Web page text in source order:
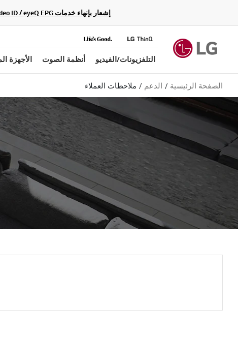
إشعار بإنهاء خدمات Gracenote Music ID / Video ID / eyeQ EPG لأجهزة مشغّل Blu-ray وأنظمة المسرح المنزلي Blu-ray، حيث لن تكون متاحة بعد الآن.
التلفزيونات/الفيديو أنظمة الصوت الأجهزة
الصفحة الرئيسية الدعم ملاحظات العملاء